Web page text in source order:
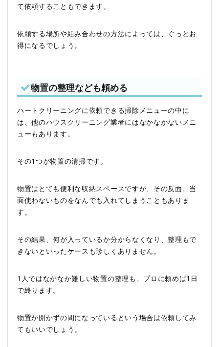
て依頼することもできます。
依頼する場所や組み合わせの方法によっては、ぐっとお
得になるでしょう。
物置の整理なども頼める
ハートクリーニングに依頼できる掃除メニューの中に
は、他のハウスクリーニング業者にはなかなかないメニ
ューもあります。
その1つが物置の清掃です。
物置はとても便利な収納スペースですが、その反面、当
面使わないものをなんでも入れてしまうこともありま
す。
その結果、何が入っているか分からなくなり、整理もで
きないといったケースも珍しくありません。
1人ではなかなか難しい物置の整理も、プロに頼めば1日
で終ります。
物置が開かずの間になっているという場合は依頼してみ
てもいいでしょう。